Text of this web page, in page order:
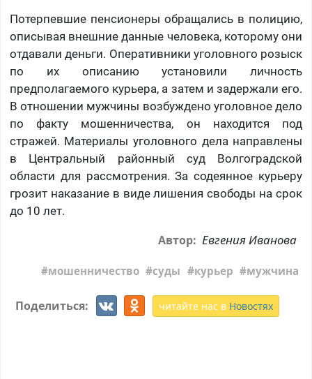
Потерпевшие пенсионеры обращались в полицию,
описывая внешние данные человека, которому они
отдавали деньги. Оперативники уголовного розыск
по их описанию установили личность
предполагаемого курьера, а затем и задержали его.
В отношении мужчины возбуждено уголовное дело
по факту мошенничества, он находится под
стражей. Материалы уголовного дела направлены
в Центральный районный суд Волгоградской
области для рассмотрения. За содеянное курьеру
грозит наказание в виде лишения свободы на срок
до 10 лет.
Автор: Евгения Иванова
мошенничество суды курьер мужчина
Поделиться: читайте нас в Новостях